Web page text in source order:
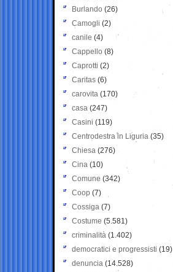
Burlando (26)
Camogli (2)
canile (4)
Cappello (8)
Caprotti (2)
Caritas (6)
carovita (170)
casa (247)
Casini (119)
Centrodestra in Liguria (35)
Chiesa (276)
Cina (10)
Comune (342)
Coop (7)
Cossiga (7)
Costume (5.581)
criminalità (1.402)
democratici e progressisti (19)
denuncia (14.528)